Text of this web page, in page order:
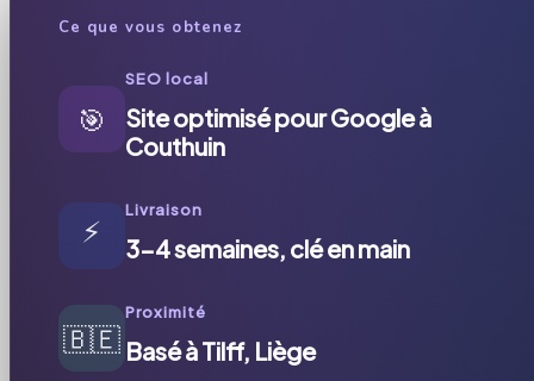
Ce que vous obtenez
🎯
SEO local
Site optimisé pour Google à
Couthuin
⚡
Livraison
3-4 semaines, clé en main
🇧🇪
Proximité
Basé à Tilff, Liège